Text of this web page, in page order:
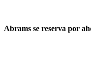
Abrams se reserva por